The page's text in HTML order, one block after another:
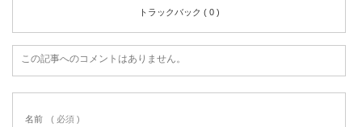
トラックバック ( 0 )
この記事へのコメントはありません。
名前 ( 必須 )